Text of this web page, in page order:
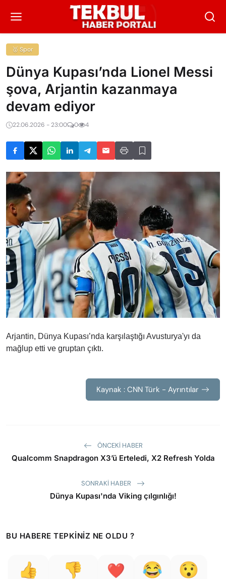
🥇 Spor
Dünya Kupası’nda Lionel Messi
şova, Arjantin kazanmaya
devam ediyor
22.06.2026 - 23:00 0 4
Arjantin, Dünya Kupası’nda karşılaştığı Avusturya'yı da
mağlup etti ve gruptan çıktı.
Kaynak : CNN Türk - Ayrıntılar
ÖNCEKI HABER
Qualcomm Snapdragon X3’ü Erteledi, X2 Refresh Yolda
SONRAKI HABER
Dünya Kupası'nda Viking çılgınlığı!
BU HABERE TEPKINIZ NE OLDU ?